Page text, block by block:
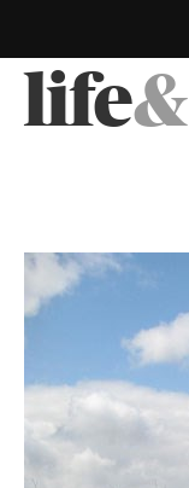
life&